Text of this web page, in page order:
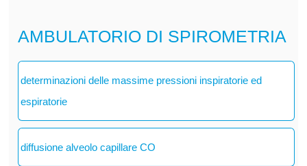
AMBULATORIO DI SPIROMETRIA
determinazioni delle massime pressioni inspiratorie ed
espiratorie
diffusione alveolo capillare CO